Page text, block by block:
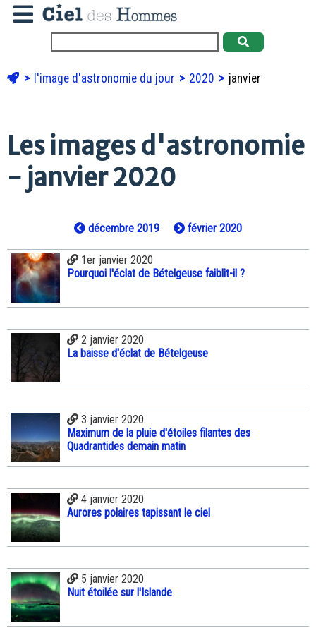
l'image d'astronomie du jour 2020 janvier
Les images d'astronomie
- janvier 2020
décembre 2019 février 2020
1er janvier 2020
Pourquoi l'éclat de Bételgeuse faiblit-il ?
2 janvier 2020
La baisse d'éclat de Bételgeuse
3 janvier 2020
Maximum de la pluie d'étoiles filantes des
Quadrantides demain matin
4 janvier 2020
Aurores polaires tapissant le ciel
5 janvier 2020
Nuit étoilée sur l'Islande